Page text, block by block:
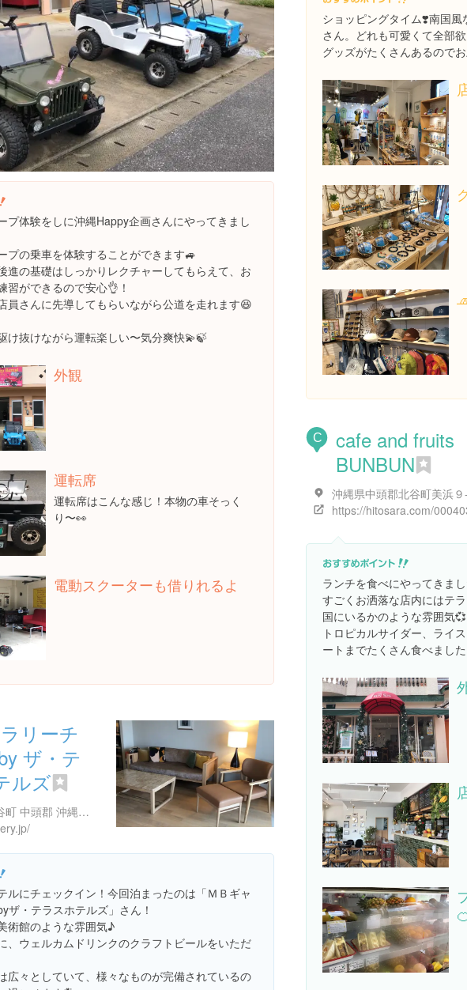
プ体験をしに沖縄Happy企画さんにやってきまし
プの乗車を体験することができます🚙
進の基礎はしっかりレクチャーしてもらえて、お
習ができるので安心👌！
員さんに先導してもらいながら公道を走れます😆
け抜けながら運転楽しい〜気分爽快💫🍃
外観
運転席
運転席はこんな感じ！本物の車そっく
り〜👀
電動スクーターも借りれるよ
ショッピングタイム❣️南国
さん。どれも可愛くて全部
グッズがたくさんあるので
C
cafe and fruits
BUNBUN
ランチを食べにやってきま
すごくお洒落な店内にはテ
国にいるかのような雰囲気💞
トロピカルサイダー、ライ
ートまでたくさん食べまし
リーチ
ザ・テ
ルズ
38-1, 美浜 北谷町 中頭郡 沖縄県 日本
ルにチェックイン！今回泊まったのは「ＭＢギャ
ザ・テラスホテルズ」さん！
術館のような雰囲気♪
、ウェルカムドリンクのクラフトビールをいただ
広々としていて、様々なものが完備されているの